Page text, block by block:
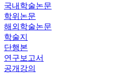
국내학술논문
학위논문
해외학술논문
학술지
단행본
연구보고서
공개강의